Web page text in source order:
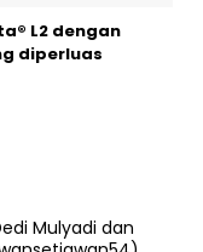
L2 dengan
diperluas